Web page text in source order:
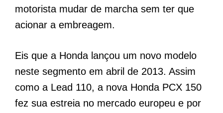
motorista mudar de marcha sem ter que
acionar a embreagem.
Eis que a Honda lançou um novo modelo
neste segmento em abril de 2013. Assim
como a Lead 110, a nova Honda PCX 150
fez sua estreia no mercado europeu e por